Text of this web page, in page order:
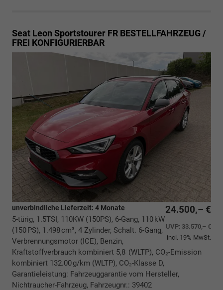
Seat Leon Sportstourer FR BESTELLFAHRZEUG /
FREI KONFIGURIERBAR
24.500,– €
UVP: 33.570,– €
incl. 19% MwSt.
unverbindliche Lieferzeit: 4 Monate
5-türig, 1.5TSI, 110KW (150PS), 6-Gang, 110 kW
(150 PS), 1.498 cm³, 4 Zylinder, Schalt. 6-Gang,
Verbrennungsmotor (ICE), Benzin,
Kraftstoffverbrauch kombiniert 5,8 (WLTP), CO₂-Emission
kombiniert 132.00 g/km (WLTP), CO₂-Klasse D,
Garantieleistung: Fahrzeuggarantie vom Hersteller,
Nichtraucher-Fahrzeug, Fahrzeugnr.: 39402